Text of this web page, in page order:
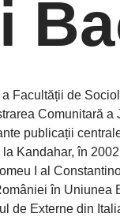
Facultății de
Comunitară
publicații
Kandahar, în
I al
în Uniunea
de Externe din